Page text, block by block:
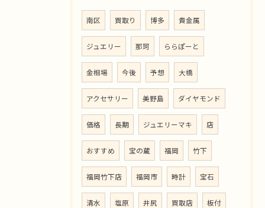
南区 買取り 博多 貴金属
ジュエリー 那珂 ららぽーと
金相場 今後 予想 大橋
アクセサリー 美野島 ダイヤモンド
価格 長期 ジュエリーマキ 店
おすすめ 宝の蔵 福岡 竹下
福岡竹下店 福岡市 時計 宝石
清水 塩原 井尻 買取店 板付